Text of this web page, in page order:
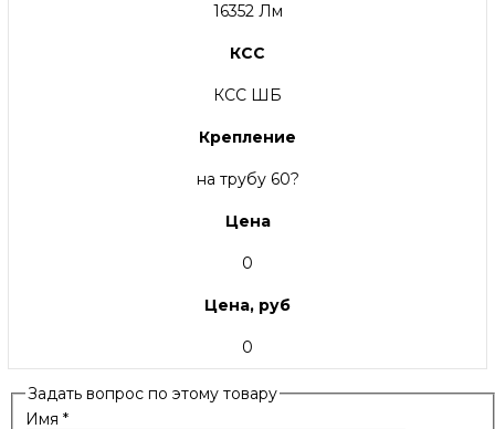
16352 Лм
КСС
КСС ШБ
Крепление
на трубу 60?
Цена
0
Цена, руб
0
Задать вопрос по этому товару
Имя *